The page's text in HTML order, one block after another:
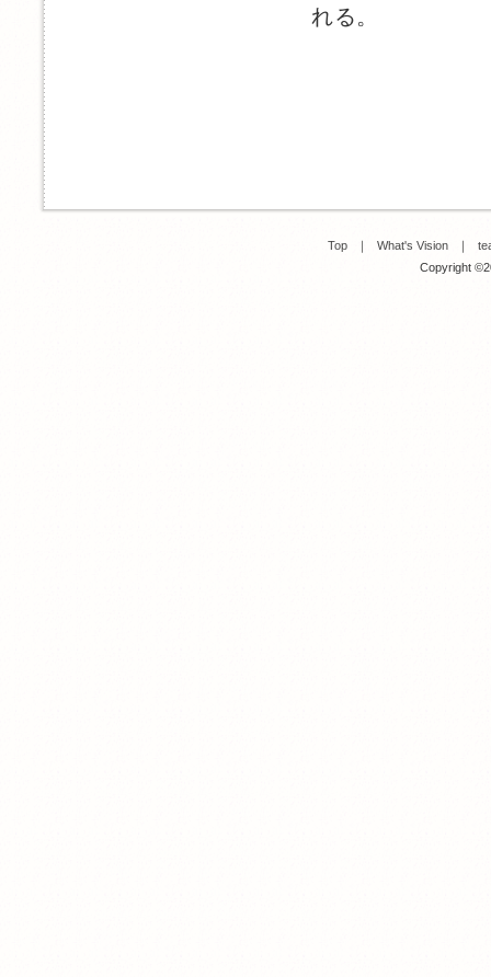
れる。
Top ｜ What's Vision ｜
Copyright